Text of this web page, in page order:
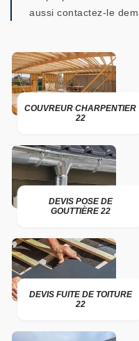
aussi contactez-le
COUVREUR CHARPENTIER
22
DEVIS POSE DE
GOUTTIÈRE 22
DEVIS FUITE DE TOITURE
22